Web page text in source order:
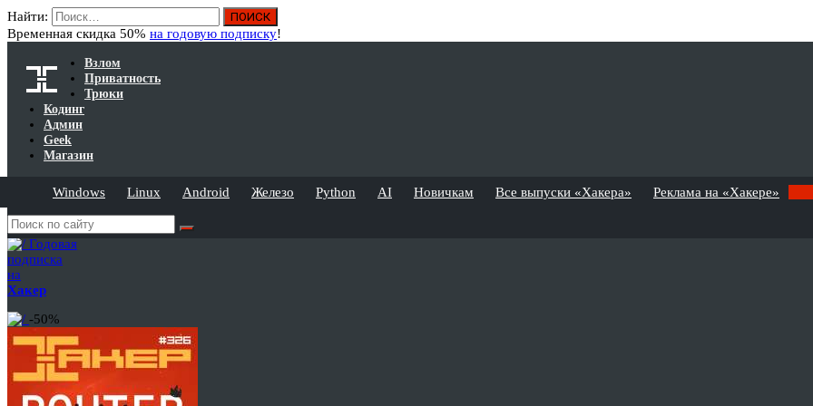
Найти:
Временная скидка 50% на годовую подписку!
Взлом
Приватность
Трюки
Кодинг
Админ
Geek
Магазин
Windows Linux Android Железо Python AI Новичкам Все выпуски «Хакера» Реклама на «Хакере»
Годовая
подписка
на
Хакер
-50%